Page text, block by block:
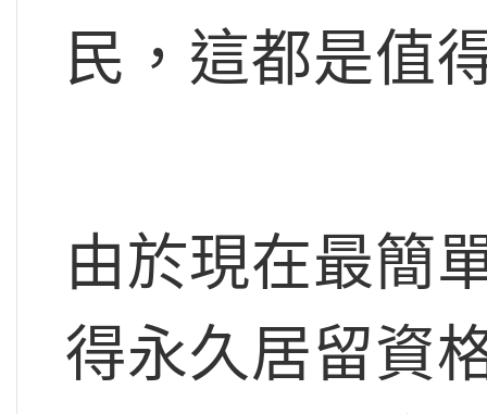
民，這都是值
由於現在最簡
得永久居留資